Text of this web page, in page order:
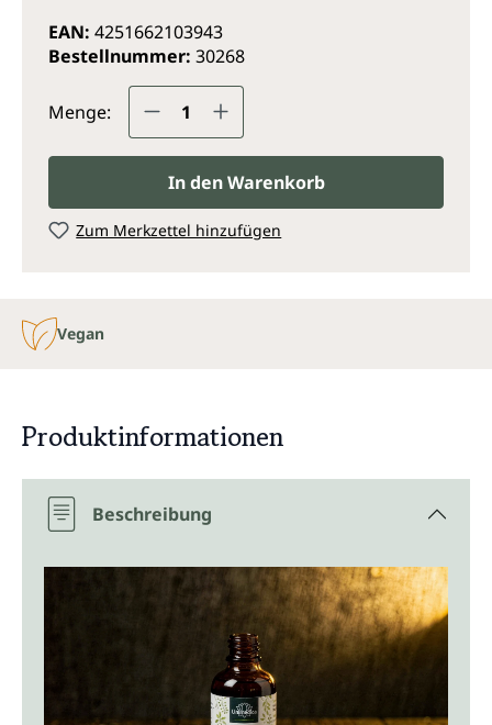
EAN: 4251662103943
Bestellnummer: 30268
Menge: Produkt Anzahl: Gib den
In den Warenkorb
Zum Merkzettel hinzufügen
Vegan
Produktinformationen
Beschreibung